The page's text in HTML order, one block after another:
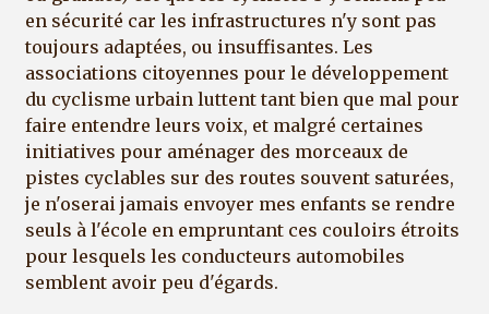
en sécurité car les infrastructures n'y sont pas
toujours adaptées, ou insuffisantes. Les
associations citoyennes pour le développement
du cyclisme urbain luttent tant bien que mal pour
faire entendre leurs voix, et malgré certaines
initiatives pour aménager des morceaux de
pistes cyclables sur des routes souvent saturées,
je n'oserai jamais envoyer mes enfants se rendre
seuls à l'école en empruntant ces couloirs étroits
pour lesquels les conducteurs automobiles
semblent avoir peu d'égards.